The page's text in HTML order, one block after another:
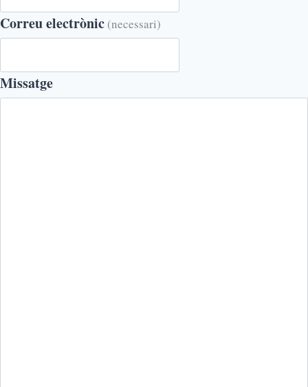
Correu electrònic (necessari)
Missatge